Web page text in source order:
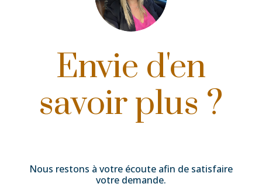
Envie d'en
savoir plus ?
Nous restons à votre écoute afin de satisfaire
votre demande.